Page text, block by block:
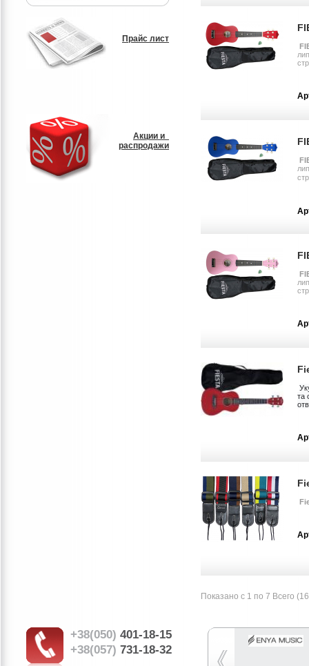
Прайс лист
Акции и
распродажи
та
Показано с 1 по 7 Всего
+38(050) 401-18-15
+38(057) 731-18-32